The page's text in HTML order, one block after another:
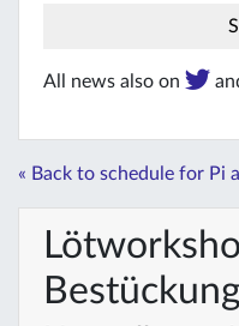
All news also on
« Back to schedule for Pi
Bestückung